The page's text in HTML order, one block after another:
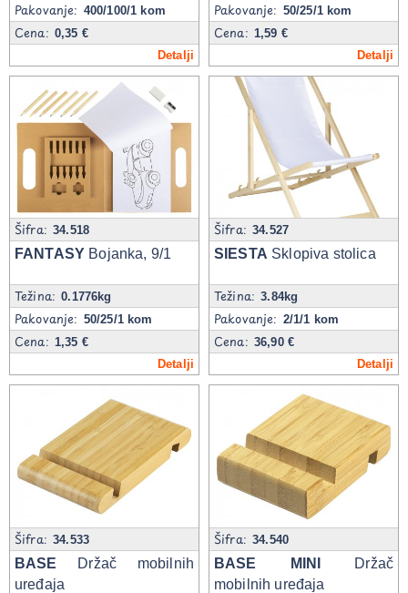
Pakovanje: 400/100/1 kom
Cena: 0,35 €
Detalji
Pakovanje: 50/25/1 kom
Cena: 1,59 €
Detalji
Šifra:34.518
FANTASY Bojanka, 9/1
Težina:0.1776kg
Pakovanje: 50/25/1 kom
Cena: 1,35 €
Detalji
Šifra:34.527
SIESTA Sklopiva stolica
Težina:3.84kg
Pakovanje: 2/1/1 kom
Cena: 36,90 €
Detalji
Šifra:34.533
BASE Držač mobilnih
uređaja
Šifra:34.540
BASE MINI
Držač
mobilnih uređaja